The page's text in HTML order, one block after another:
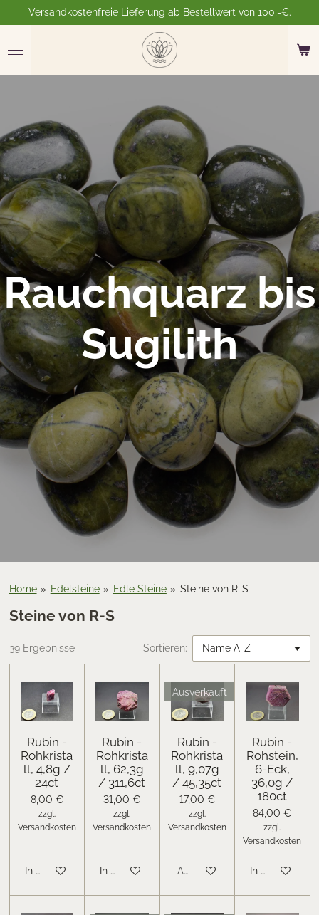
Hauptinhalt
springen
Versandkostenfreie Lieferung ab Bestellwert von 100,-€.
Rauchquarz bis
Sugilith
Home » Edelsteine » Edle Steine » Steine von R-S
Steine von R-S
39 Ergebnisse Sortieren:
Rubin -
Rohkrista
ll, 4,8g /
24ct
8,00 €
zzgl.
Versandkosten
In den Warenkorb
Rubin -
Rohkrista
ll, 62,3g
/ 311,6ct
31,00 €
zzgl.
Versandkosten
In den Warenkorb
Ausverkauft
Rubin -
Rohkrista
ll, 9,07g
/ 45,35ct
17,00 €
zzgl.
Versandkosten
Ausverkauft
Rubin -
Rohstein,
6-Eck,
36,0g /
180ct
84,00 €
zzgl.
Versandkosten
In den